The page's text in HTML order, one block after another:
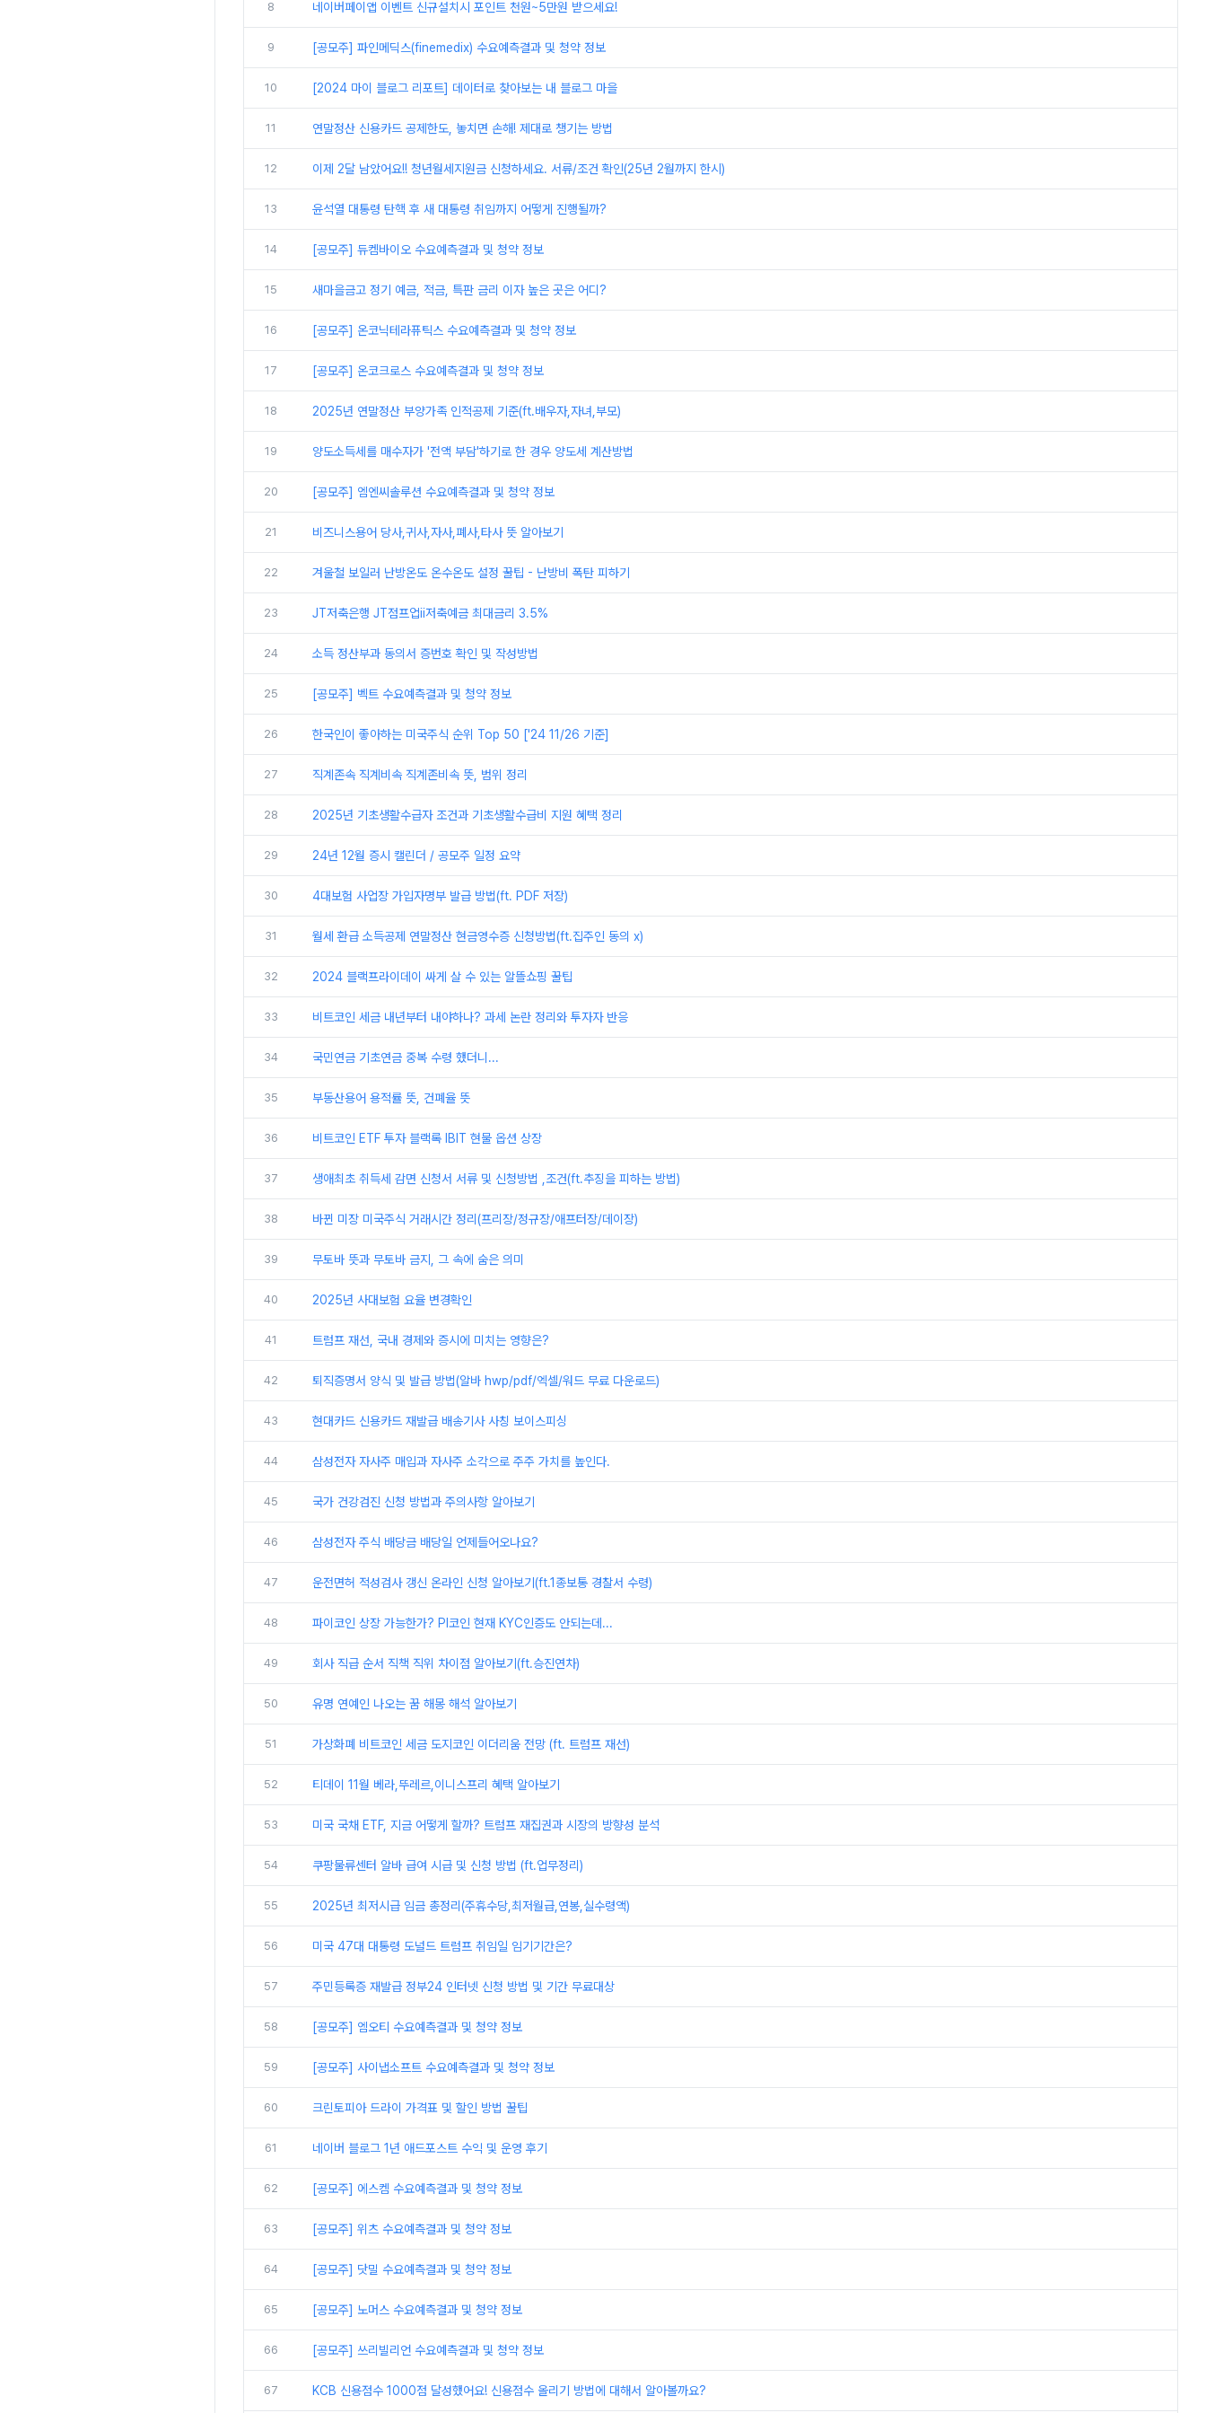
8 네이버페이앱 이벤트 신규설치시 포인트 천원~5만원 받으세요!
9 [공모주] 파인메딕스(finemedix) 수요예측결과 및 청약 정보
10 [2024 마이 블로그 리포트] 데이터로 찾아보는 내 블로그 마을
11 연말정산 신용카드 공제한도, 놓치면 손해! 제대로 챙기는 방법
12 이제 2달 남았어요!! 청년월세지원금 신청하세요. 서류/조건 확인(25년 2월까지 한시)
13 윤석열 대통령 탄핵 후 새 대통령 취임까지 어떻게 진행될까?
14 [공모주] 듀켐바이오 수요예측결과 및 청약 정보
15 새마을금고 정기 예금, 적금, 특판 금리 이자 높은 곳은 어디?
16 [공모주] 온코닉테라퓨틱스 수요예측결과 및 청약 정보
17 [공모주] 온코크로스 수요예측결과 및 청약 정보
18 2025년 연말정산 부양가족 인적공제 기준(ft.배우자,자녀,부모)
19 양도소득세를 매수자가 '전액 부담'하기로 한 경우 양도세 계산방법
20 [공모주] 엠엔씨솔루션 수요예측결과 및 청약 정보
21 비즈니스용어 당사,귀사,자사,폐사,타사 뜻 알아보기
22 겨울철 보일러 난방온도 온수온도 설정 꿀팁 - 난방비 폭탄 피하기
23 JT저축은행 JT점프업ii저축예금 최대금리 3.5%
24 소득 정산부과 동의서 증번호 확인 및 작성방법
25 [공모주] 벡트 수요예측결과 및 청약 정보
26 한국인이 좋아하는 미국주식 순위 Top 50 ['24 11/26 기준]
27 직계존속 직계비속 직계존비속 뜻, 범위 정리
28 2025년 기초생활수급자 조건과 기초생활수급비 지원 혜택 정리
29 24년 12월 증시 캘린더 / 공모주 일정 요약
30 4대보험 사업장 가입자명부 발급 방법(ft. PDF 저장)
31 월세 환급 소득공제 연말정산 현금영수증 신청방법(ft.집주인 동의 x)
32 2024 블랙프라이데이 싸게 살 수 있는 알뜰쇼핑 꿀팁
33 비트코인 세금 내년부터 내야하나? 과세 논란 정리와 투자자 반응
34 국민연금 기초연금 중복 수령 했더니...
35 부동산용어 용적률 뜻, 건폐율 뜻
36 비트코인 ETF 투자 블랙록 IBIT 현물 옵션 상장
37 생애최초 취득세 감면 신청서 서류 및 신청방법 ,조건(ft.추징을 피하는 방법)
38 바뀐 미장 미국주식 거래시간 정리(프리장/정규장/애프터장/데이장)
39 무토바 뜻과 무토바 금지, 그 속에 숨은 의미
40 2025년 사대보험 요율 변경확인
41 트럼프 재선, 국내 경제와 증시에 미치는 영향은?
42 퇴직증명서 양식 및 발급 방법(알바 hwp/pdf/엑셀/워드 무료 다운로드)
43 현대카드 신용카드 재발급 배송기사 사칭 보이스피싱
44 삼성전자 자사주 매입과 자사주 소각으로 주주 가치를 높인다.
45 국가 건강검진 신청 방법과 주의사항 알아보기
46 삼성전자 주식 배당금 배당일 언제들어오나요?
47 운전면허 적성검사 갱신 온라인 신청 알아보기(ft.1종보통 경찰서 수령)
48 파이코인 상장 가능한가? PI코인 현재 KYC인증도 안되는데...
49 회사 직급 순서 직책 직위 차이점 알아보기(ft.승진연차)
50 유명 연예인 나오는 꿈 해몽 해석 알아보기
51 가상화폐 비트코인 세금 도지코인 이더리움 전망 (ft. 트럼프 재선)
52 티데이 11월 베라,뚜레르,이니스프리 혜택 알아보기
53 미국 국채 ETF, 지금 어떻게 할까? 트럼프 재집권과 시장의 방향성 분석
54 쿠팡물류센터 알바 급여 시급 및 신청 방법 (ft.업무정리)
55 2025년 최저시급 임금 총정리(주휴수당,최저월급,연봉,실수령액)
56 미국 47대 대통령 도널드 트럼프 취임일 임기기간은?
57 주민등록증 재발급 정부24 인터넷 신청 방법 및 기간 무료대상
58 [공모주] 엠오티 수요예측결과 및 청약 정보
59 [공모주] 사이냅소프트 수요예측결과 및 청약 정보
60 크린토피아 드라이 가격표 및 할인 방법 꿀팁
61 네이버 블로그 1년 애드포스트 수익 및 운영 후기
62 [공모주] 에스켐 수요예측결과 및 청약 정보
63 [공모주] 위츠 수요예측결과 및 청약 정보
64 [공모주] 닷밀 수요예측결과 및 청약 정보
65 [공모주] 노머스 수요예측결과 및 청약 정보
66 [공모주] 쓰리빌리언 수요예측결과 및 청약 정보
67 KCB 신용점수 1000점 달성했어요! 신용점수 올리기 방법에 대해서 알아볼까요?